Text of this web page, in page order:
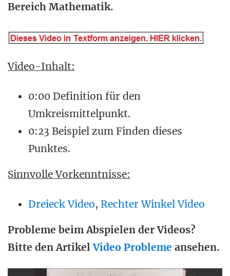
Bereich Mathematik.
Video-Inhalt:
0:00 Definition für den
Umkreismittelpunkt.
0:23 Beispiel zum Finden dieses
Punktes.
Sinnvolle Vorkenntnisse:
Dreieck Video, Rechter Winkel Video
Probleme beim Abspielen der Videos?
Bitte den ArtikelVideo Probleme ansehen.